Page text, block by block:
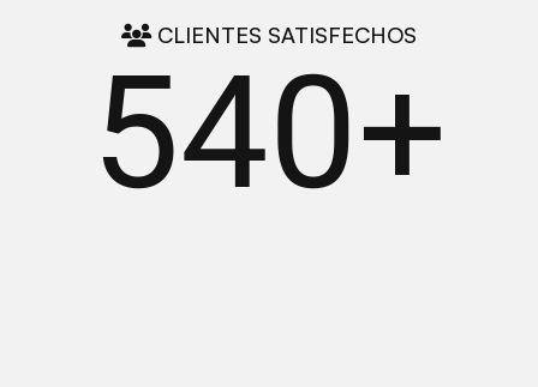
CLIENTES SATISFECHOS
540+